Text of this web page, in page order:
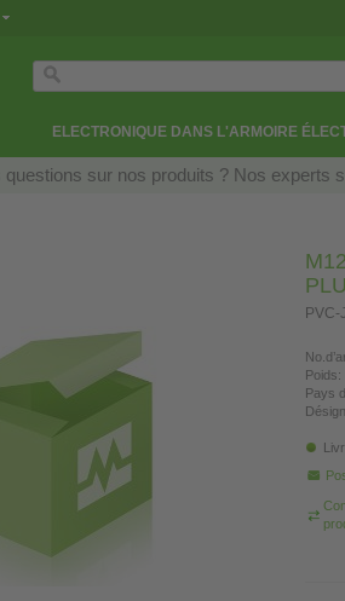
ELECTRONIQUE DANS L'ARMOIRE
questions sur nos produits ? Nos experts
Poids:
Pays